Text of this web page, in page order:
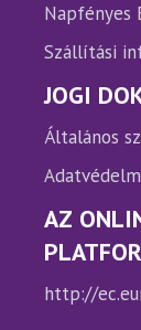
Napfényes
Szállítási
JOGI
Általános
AZ
http://